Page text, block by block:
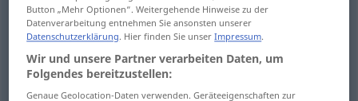
to endeavo(u)r (odtakepains, strive) todo sth
Beispiele
um jemanden bemüht
Button „Mehr Optionen“. Weitergehende Hinweise zu der
Datenverarbeitung entnehmen Sie ansonsten unserer
Datenschutzerklärung. Hier finden Sie unserImpressum.
Wir und unsere Partner verarbeiten Daten, um
Folgendes bereitzustellen:
Genaue Geolocation-Daten verwenden. Geräteeigenschaften zur